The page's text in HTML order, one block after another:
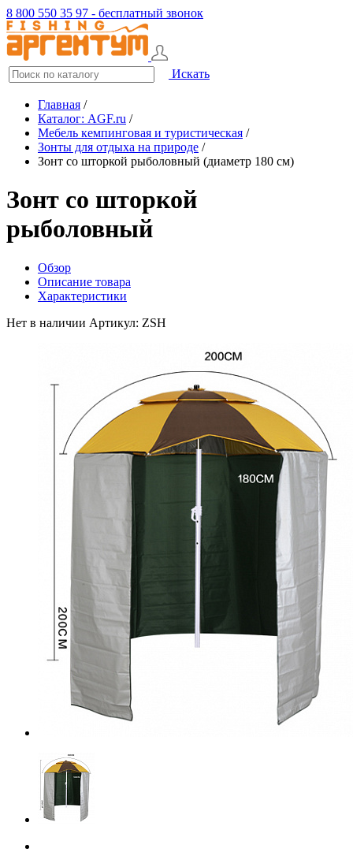
8 800 550 35 97 - бесплатный звонок
Искать
Главная /
Каталог: AGF.ru /
Мебель кемпинговая и туристическая /
Зонты для отдыха на природе /
Зонт со шторкой рыболовный (диаметр 180 см)
Зонт со шторкой
рыболовный
Обзор
Описание товара
Характеристики
Нет в наличии Артикул: ZSH